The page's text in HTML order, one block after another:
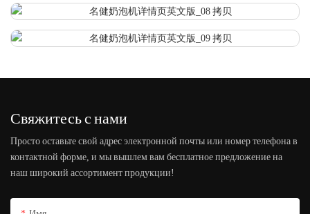
Свяжитесь с нами
Просто оставьте свой адрес электронной почты или номер телефона в
контактной форме, и мы вышлем вам бесплатное предложение на
наш широкий ассортимент продукции!